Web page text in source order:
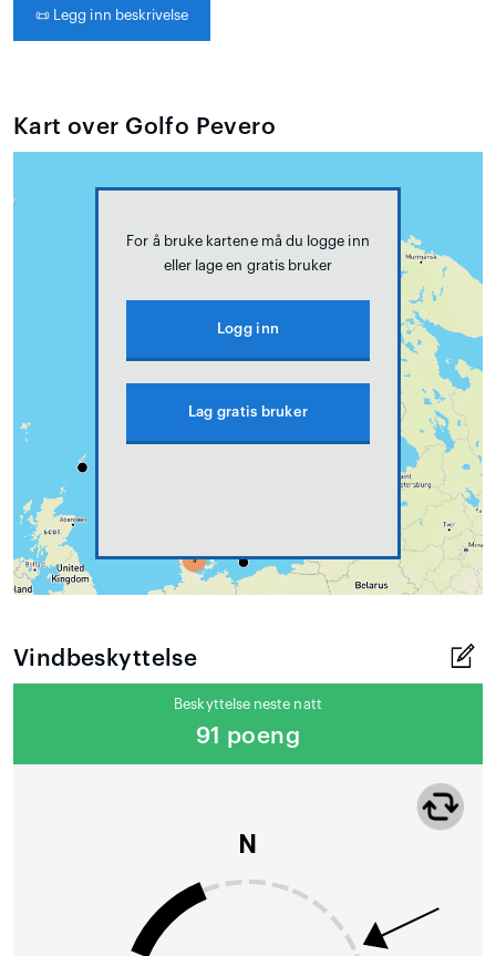
📜 Legg inn beskrivelse
Kart over Golfo Pevero
For å bruke kartene må du logge inn
eller lage en gratis bruker
Logg inn
Lag gratis bruker
Vindbeskyttelse
Beskyttelse neste natt
91 poeng
N